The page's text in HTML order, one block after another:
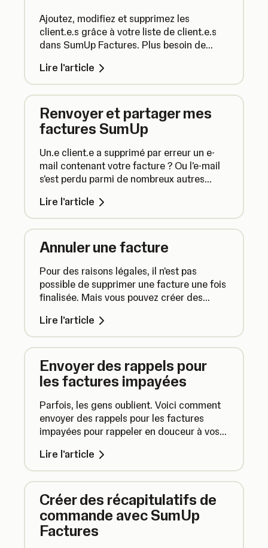
Ajoutez, modifiez et supprimez les
client.e.s grâce à votre liste de client.e.s
dans SumUp Factures. Plus besoin de
il vous suffit d'enregistrer les détails de
vos client.e.s et de suivre l'historique
individuel des factures et les soldes
impayés, tout cela au même endroit.
Lire l'article
Renvoyer et partager mes
factures SumUp
Un.e client.e a supprimé par erreur un e-
mail contenant votre facture ? Ou l'e-mail
s'est perdu parmi de nombreux autres
vous pouvez renvoyer une facture SumUp
en quelques clics. Vous pouvez également
facilement partager des factures au
format PDF via l'application SumUp.
Lire l'article
Annuler une facture
Pour des raisons légales, il n'est pas
possible de supprimer une facture une fois
finalisée. Mais vous pouvez créer des
partiellement une facture.
Lire l'article
Envoyer des rappels pour
les factures impayées
Parfois, les gens oublient. Voici comment
envoyer des rappels pour les factures
impayées pour rappeler en douceur à vos
Lire l'article
Créer des récapitulatifs de
commande avec SumUp
Factures